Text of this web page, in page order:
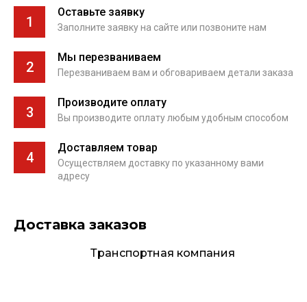
1
Оставьте заявку
Заполните заявку на сайте или позвоните нам
2
Мы перезваниваем
Перезваниваем вам и обговариваем детали заказа
3
Производите оплату
Вы производите оплату любым удобным способом
4
Доставляем товар
Осуществляем доставку по указанному вами
адресу
Доставка заказов
Транспортная компания